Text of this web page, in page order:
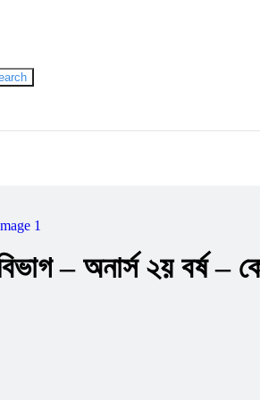
হুমায়ূন আহমেদ
– অনার্স ২য় বর্ষ